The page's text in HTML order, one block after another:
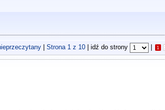
| Strona 1z 10| idź do strony 1